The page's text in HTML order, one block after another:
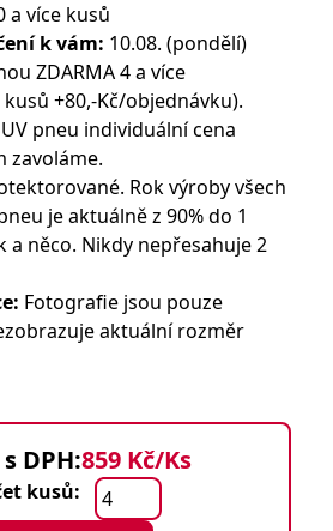
a více kusů
k vám: 10.08. (pondělí)
ZDARMA 4 a více
+80,-Kč/objednávku).
pneu individuální cena
zavoláme.
Rok výroby všech
je aktuálně z 90% do 1
a něco. Nikdy nepřesahuje 2
Fotografie jsou pouze
aktuální rozměr
DPH:859 Kč/Ks
kusů: